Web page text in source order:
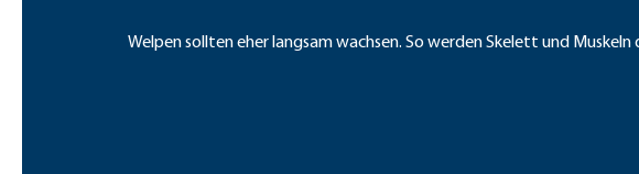
Welpen sollten eher langsam wachsen. So werden Skelett und